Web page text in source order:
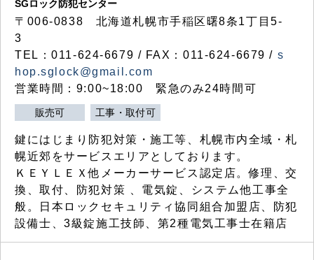
SGロック防犯センター
〒006-0838 北海道札幌市手稲区曙8条1丁目5-
3
TEL：011-624-6679 / FAX：011-624-6679 / s
hop.sglock@gmail.com
営業時間：9:00~18:00 緊急のみ24時間可
販売可 工事・取付可
鍵にはじまり防犯対策・施工等、札幌市内全域・札
幌近郊をサービスエリアとしております。
ＫＥＹＬＥＸ他メーカーサービス認定店。修理、交
換、取付、防犯対策 、電気錠、システム他工事全
般。日本ロックセキュリティ協同組合加盟店、防犯
設備士、3級錠施工技師、第2種電気工事士在籍店